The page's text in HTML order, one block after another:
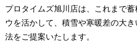
プロタイムズ旭川店は、これまで
ウを活かして、積雪や寒暖差の大
法をご提案いたします。